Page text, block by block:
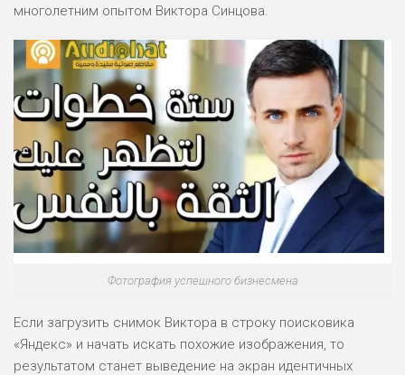
РИСКИ: НИЗКИЕ
БЮДЖЕТ: НИЗКИЙ
ОБЗОР
многолетним опытом Виктора Синцова.
Фотография успешного бизнесмена
Если загрузить снимок Виктора в строку поисковика
«Яндекс» и начать искать похожие изображения, то
результатом станет выведение на экран идентичных